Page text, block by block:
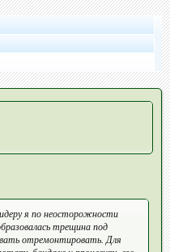
я по неосторожности
трещина под
отремонтировать. Для